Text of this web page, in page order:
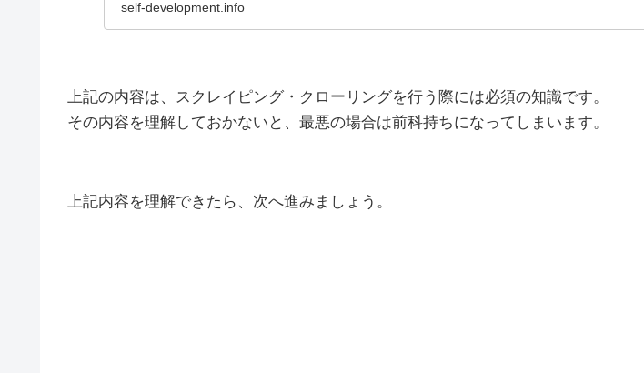
self-development.info
上記の内容は、スクレイピング・クローリングを行う際には必須の知識です。
その内容を理解しておかないと、最悪の場合は前科持ちになってしまいます。
上記内容を理解できたら、次へ進みましょう。